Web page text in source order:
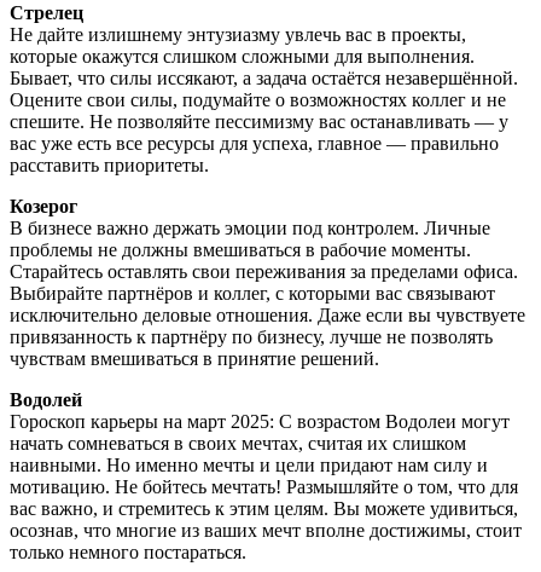
Стрелец
Не дайте излишнему энтузиазму увлечь вас в проекты,
которые окажутся слишком сложными для выполнения.
Бывает, что силы иссякают, а задача остаётся незавершённой.
Оцените свои силы, подумайте о возможностях коллег и не
спешите. Не позволяйте пессимизму вас останавливать — у
вас уже есть все ресурсы для успеха, главное — правильно
расставить приоритеты.
Козерог
В бизнесе важно держать эмоции под контролем. Личные
проблемы не должны вмешиваться в рабочие моменты.
Старайтесь оставлять свои переживания за пределами офиса.
Выбирайте партнёров и коллег, с которыми вас связывают
исключительно деловые отношения. Даже если вы чувствуете
привязанность к партнёру по бизнесу, лучше не позволять
чувствам вмешиваться в принятие решений.
Водолей
Гороскоп карьеры на март 2025: С возрастом Водолеи могут
начать сомневаться в своих мечтах, считая их слишком
наивными. Но именно мечты и цели придают нам силу и
мотивацию. Не бойтесь мечтать! Размышляйте о том, что для
вас важно, и стремитесь к этим целям. Вы можете удивиться,
осознав, что многие из ваших мечт вполне достижимы, стоит
только немного постараться.